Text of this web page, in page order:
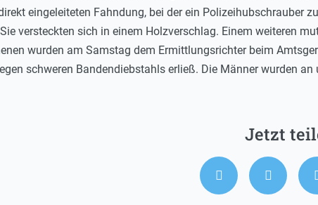
eingeleiteten Fahndung, bei der ein Polizeihubschrauber
versteckten sich in einem Holzverschlag. Einem weiteren
wurden am Samstag dem Ermittlungsrichter beim
schweren Bandendiebstahls erließ. Die Männer wurden